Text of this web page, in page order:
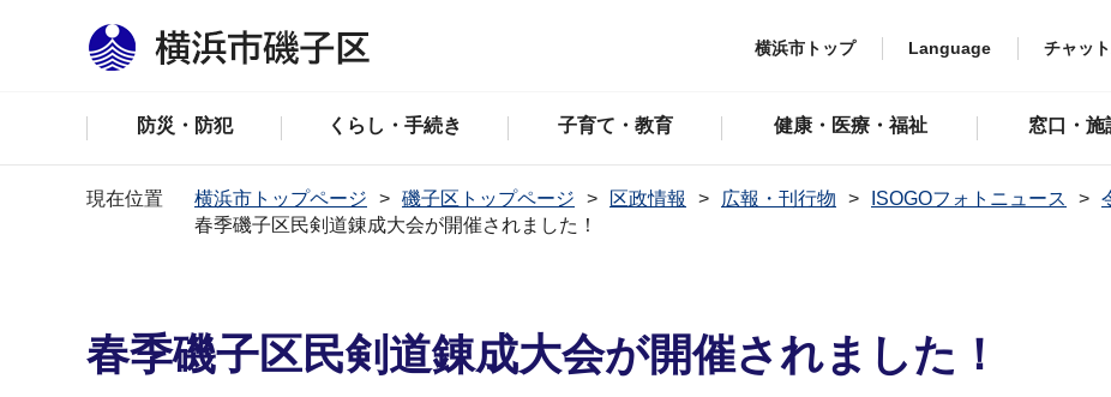
横浜市トップ Language チャッ
防災・防犯 くらし・手続き 子育て・教育 健康・医療・福祉 窓口・施
現在位置 横浜市トップページ 磯子区トップページ 区政情報 広報・刊行物 ISOGOフォトニュース
春季磯子区民剣道錬成大会が開催されました！
春季磯子区民剣道錬成大会が開催されました！